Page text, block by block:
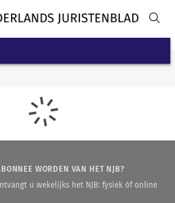
WORDEN VAN HET NJB?
u wekelijks het NJB: fysiek óf online